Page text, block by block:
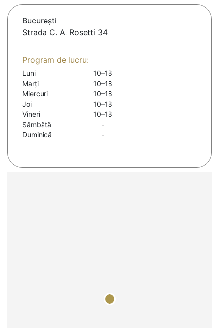
Bucureşti
Strada C. A. Rosetti 34
Program de lucru:
Luni
10–18
Marți
10–18
Miercuri
10–18
Joi
10–18
Vineri
10–18
Sâmbătă
-
Duminică
-